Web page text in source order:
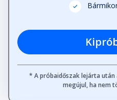
* A próbaidőszak lejárta
megújul, ha nem